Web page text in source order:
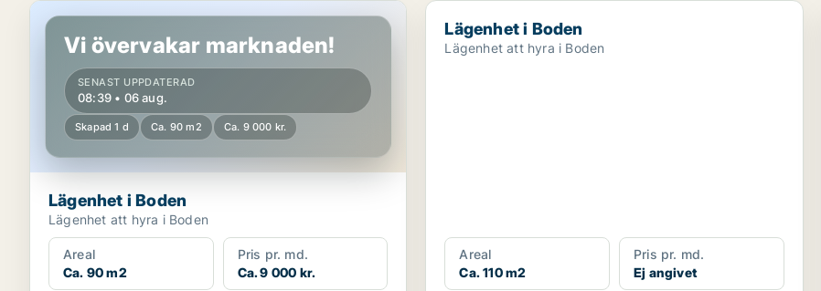
Lägenhet i Boden
Vi övervakar marknaden!
SENAST UPPDATERAD
08:39 • 06 aug.
Skapad 1 d Ca. 90 m2 Ca. 9 000 kr.
Lägenhet i Boden
Lägenhet att hyra i Boden
Areal
Ca. 90 m2
Pris pr. md.
Ca. 9 000 kr.
Lägenhet i Boden
Lägenhet i Boden
Lägenhet att hyra i Boden
Areal
Ca. 110 m2
Pris pr. md.
Ej angivet